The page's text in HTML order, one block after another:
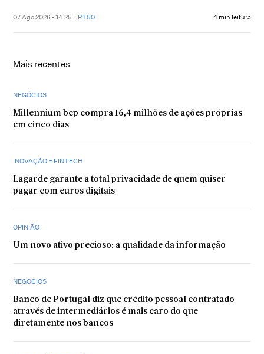
07 Ago 2026 - 14:25 PT50 4 min leitura
Mais recentes
NEGÓCIOS
Millennium bcp compra 16,4 milhões de ações próprias
em cinco dias
INOVAÇÃO E FINTECH
Lagarde garante a total privacidade de quem quiser
pagar com euros digitais
OPINIÃO
Um novo ativo precioso: a qualidade da informação
NEGÓCIOS
Banco de Portugal diz que crédito pessoal contratado
através de intermediários é mais caro do que
diretamente nos bancos